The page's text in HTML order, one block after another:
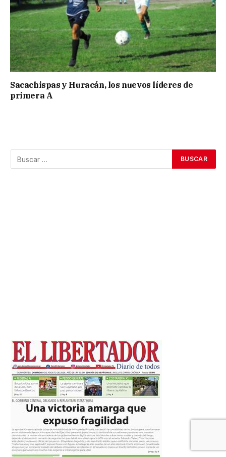
Sacachispas y Huracán, los nuevos líderes de
primera A